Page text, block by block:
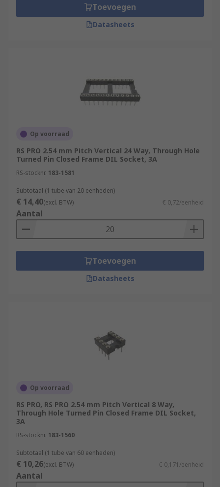
Toevoegen
Datasheets
Op voorraad
RS PRO 2.54 mm Pitch Vertical 24 Way, Through Hole
Turned Pin Closed Frame DIL Socket, 3A
RS-stocknr. 183-1581
Subtotaal (1 tube van 20 eenheden)
€ 14,40(excl. BTW) € 0,72/eenheid
Aantal
Toevoegen
Datasheets
Op voorraad
RS PRO, RS PRO 2.54 mm Pitch Vertical 8 Way,
Through Hole Turned Pin Closed Frame DIL Socket,
3A
RS-stocknr. 183-1560
Subtotaal (1 tube van 60 eenheden)
€ 10,26(excl. BTW) € 0,171/eenheid
Aantal